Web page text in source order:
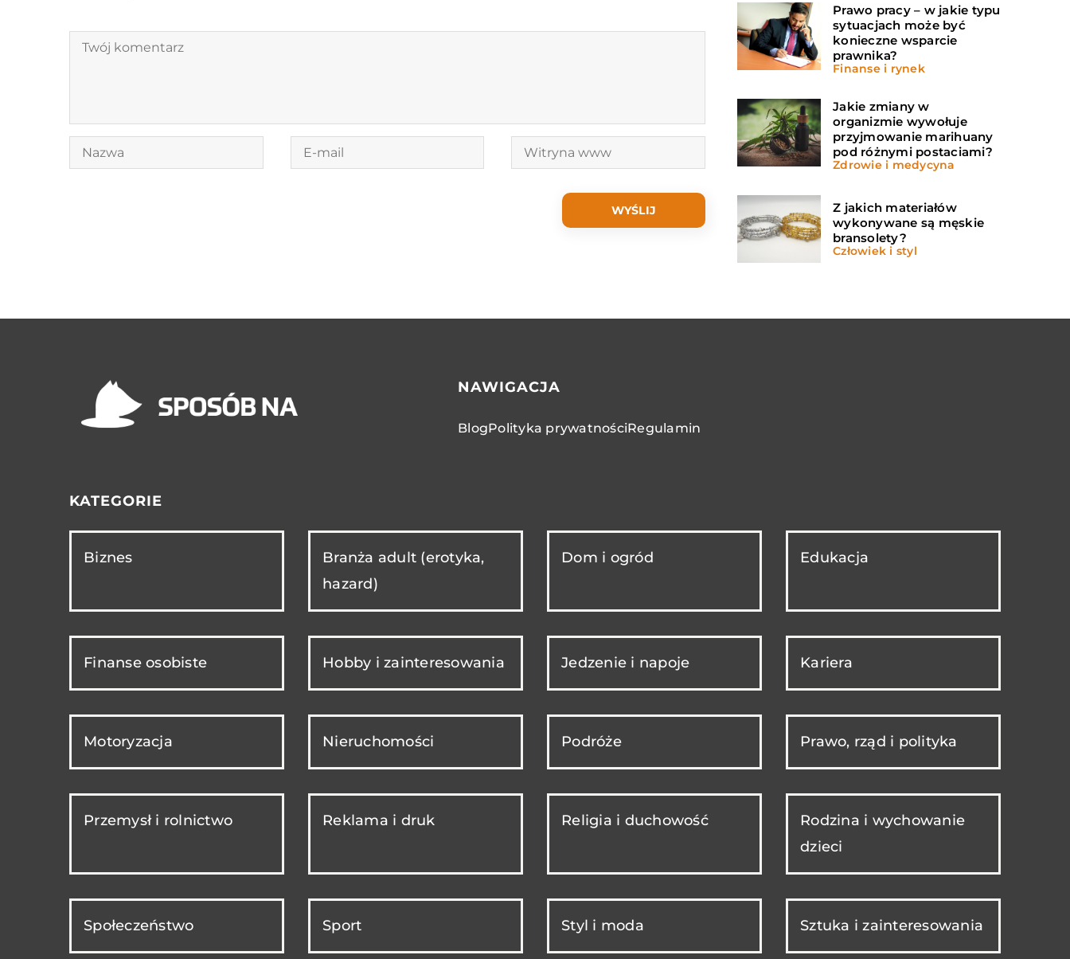
Prawo pracy – w jakie typu
sytuacjach może być
konieczne wsparcie
prawnika?
Finanse i rynek
Jakie zmiany w
organizmie wywołuje
przyjmowanie marihuany
pod różnymi postaciami?
Zdrowie i medycyna
Z jakich materiałów
wykonywane są męskie
bransolety?
Człowiek i styl
NAWIGACJA
BlogPolityka prywatnościRegulamin
KATEGORIE
Biznes
Branża adult (erotyka,
hazard)
Dom i ogród Edukacja
Finanse osobiste Hobby i zainteresowania Jedzenie i napoje Kariera
Motoryzacja Nieruchomości Podróże Prawo, rząd i polityka
Przemysł i rolnictwo Reklama i druk Religia i duchowość
Rodzina i wychowanie
dzieci
Społeczeństwo Sport Styl i moda Sztuka i zainteresowania